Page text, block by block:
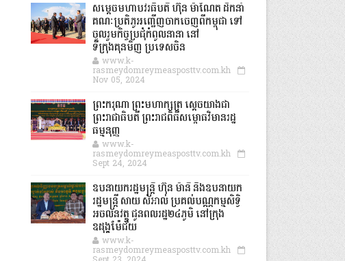
សម្តេចមហាបវរធិបតី ហ៊ុន ម៉ាណែត ដឹកនាំ
គណៈប្រតិភូអញ្ជើញចាកចេញពីកម្ពុជា ទៅ
ចូលរួមកិច្ចប្រជុំកំពូលនានា នៅ
ទីក្រុងគុនមិញ ប្រទេសចិន
www.k-
rasmeydomreymeasposttv.com.kh
Nov 05, 2024
ព្រះករុណា ព្រះមហាក្សត្រ ស្តេចយាងជា
ព្រះរាជាធិបតី ព្រះរាជពិធីសម្ពោធវិមានរដ្ឋ
ធម្មនុញ្ញ
www.k-
rasmeydomreymeasposttv.com.kh
Sept 24, 2024
ឧបនាយករដ្ឋមន្ដ្រី ហ៊ុន ម៉ានី និងឧបនាយក
រដ្ឋមន្ដ្រី សាយ សំអាល់ ប្រគល់បណ្ណកម្មសិទ្ធិ
អចលនវត្ថុ ជូនពលរដ្ឋ២៤ភូមិ នៅក្រុង
ឧដុង្គម៉ែជ័យ
www.k-
rasmeydomreymeasposttv.com.kh